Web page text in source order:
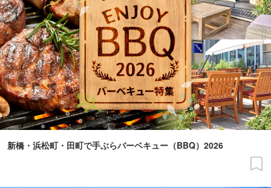
新橋・浜松町・田町で手ぶらバーベキュー（BBQ）2026